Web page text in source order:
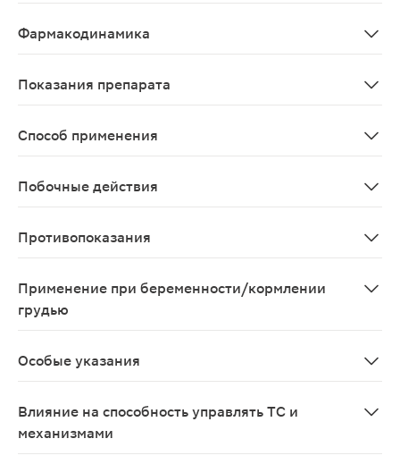
Фармакодинамика
Показания препарата
Способ применения
Побочные действия
Противопоказания
Применение при беременности/кормлении
грудью
Особые указания
Влияние на способность управлять ТС и
механизмами